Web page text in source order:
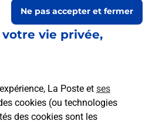
vie privée,
La Poste et ses
cookies (ou technologies
des cookies sont les
Ne pas accepter et fermer